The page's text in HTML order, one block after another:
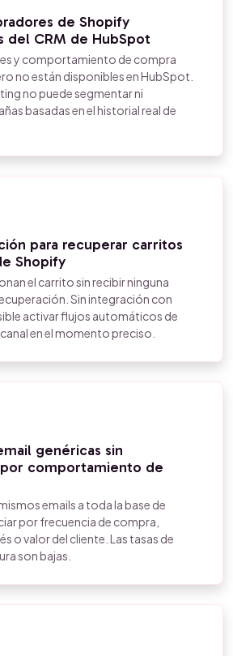
de Shopify
del CRM de HubSpot
y comportamiento de compra
no están disponibles en HubSpot.
no puede segmentar ni
basadas en el historial real de
para recuperar carritos
Shopify
el carrito sin recibir ninguna
Sin integración con
activar flujos automáticos de
en el momento preciso.
genéricas sin
comportamiento de
emails a toda la base de
por frecuencia de compra,
o valor del cliente. Las tasas de
son bajas.